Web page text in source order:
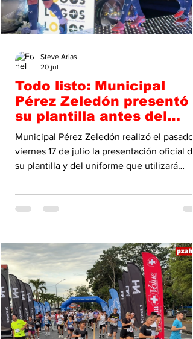
Todo listo: Municipal
Pérez Zeledón presentó
su plantilla antes del
debut
Municipal Pérez Zeledón realizó el pasado
viernes 17 de julio la presentación oficial de
su plantilla y del uniforme que utilizará
actividad se llevó a cabo en el Hotel del
donde jugadores, cuerpo técnico,
Guerreros del Sur afrontarán la nueva
temporada. El debut del conjunto
será este viernes 24 de julio, cuando visite
Deportivo
Steve Arias
20 jul